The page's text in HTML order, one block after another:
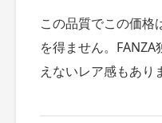
この品質でこの価格
を得ません。
えないレア感もあり